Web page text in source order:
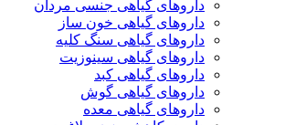
داروهای گیاهی جنسی مردان
داروهای گیاهی خون ساز
داروهای گیاهی سنگ کلیه
داروهای گیاهی سینوزیت
داروهای گیاهی کبد
داروهای گیاهی گوش
داروهای گیاهی معده